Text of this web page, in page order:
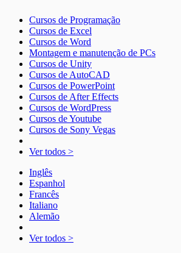
Cursos de Programação
Cursos de Excel
Cursos de Word
Montagem e manutenção de PCs
Cursos de Unity
Cursos de AutoCAD
Cursos de PowerPoint
Cursos de After Effects
Cursos de WordPress
Cursos de Youtube
Cursos de Sony Vegas
Ver todos >
Inglês
Espanhol
Francês
Italiano
Alemão
Ver todos >